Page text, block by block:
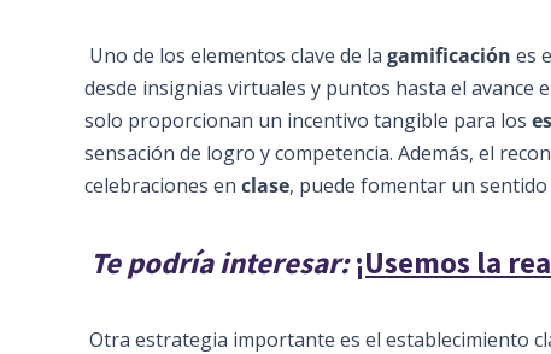
Uno de los elementos clave de la gamificación es
desde insignias virtuales y puntos hasta el avance
solo proporcionan un incentivo tangible para los
sensación de logro y competencia. Además, el
celebraciones en clase, puede fomentar un
Te podría interesar:¡Usemos la
Otra estrategia importante es el establecimiento